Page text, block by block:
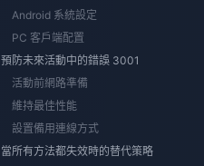
Android 系統設定
PC 客戶端配置
預防未來活動中的錯誤 3001
活動前網路準備
維持最佳性能
設置備用連線方式
當所有方法都失效時的替代策略